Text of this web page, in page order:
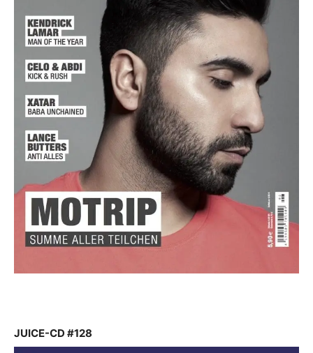
JUICE-CD #128